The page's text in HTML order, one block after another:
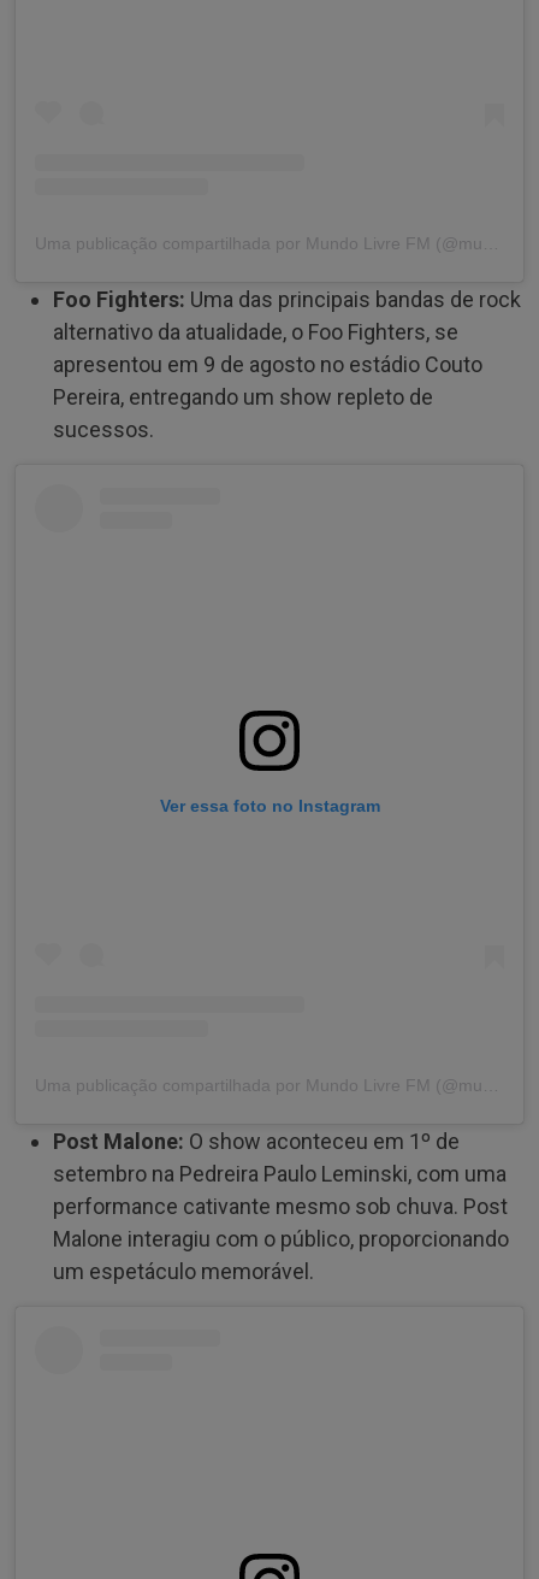
Uma publicação compartilhada por Mundo Livre FM (@mundolivrefm)
Foo Fighters: Uma das principais bandas de rock
alternativo da atualidade, o Foo Fighters, se
apresentou em 9 de agosto no estádio Couto
Pereira, entregando um show repleto de
sucessos.
Ver essa foto no Instagram
Uma publicação compartilhada por Mundo Livre FM (@mundolivrefm)
Post Malone: O show aconteceu em 1º de
setembro na Pedreira Paulo Leminski, com uma
performance cativante mesmo sob chuva. Post
Malone interagiu com o público, proporcionando
um espetáculo memorável.